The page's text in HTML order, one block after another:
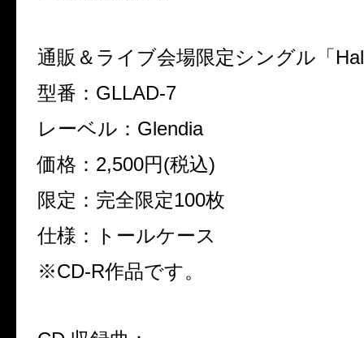
通販＆ライブ会場限定シングル「
型番： GLLAD-7
レーベル： Glendia
価格： 2,500円(税込)
限定：完全限定100枚
仕様：トールケース
※CD-R作品です。